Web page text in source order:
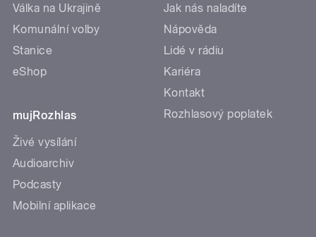
Válka na Ukrajině
Komunální volby
Stanice
eShop
mujRozhlas
Živé vysílání
Audioarchiv
Podcasty
Mobilní aplikace
Jak nás naladíte
Nápověda
Lidé v rádiu
Kariéra
Kontakt
Rozhlasový poplatek